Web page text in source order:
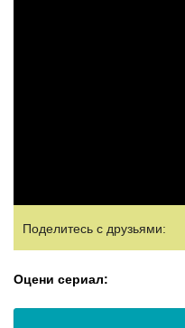
Поделитесь с друзьями:
Оцени сериал: